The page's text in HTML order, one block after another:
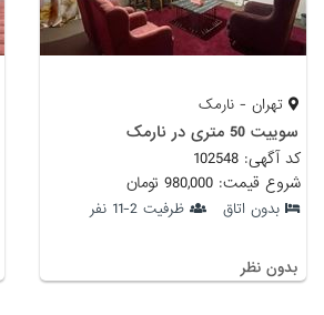
تهران - نارمک
سوییت 50 متری در نارمک
کد آگهی: 102548
شروع قیمت: 980,000 تومان
بدون اتاق ظرفیت 2-11 نفر
بدون نظر